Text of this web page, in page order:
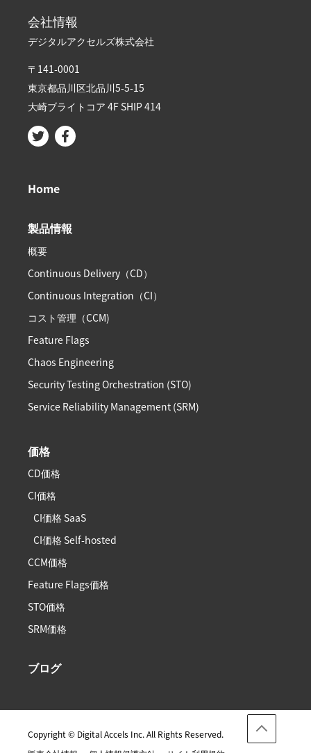
会社情報
デジタルアクセルズ株式会社
〒141-0001
東京都品川区北品川5-5-15​
大崎ブライトコア 4F SHIP 414
Home
製品情報
概要
Continuous Delivery（CD）
Continuous Integration（CI）
コスト管理（CCM)
Feature Flags
Chaos Engineering
Security Testing Orchestration (STO)
Service Reliability Management (SRM)
価格
CD価格
CI価格
CI価格 SaaS
CI価格 Self-hosted
CCM価格
Feature Flags価格
STO価格
SRM価格
ブログ
Copyright © Digital Accels Inc. All Rights Reserved.